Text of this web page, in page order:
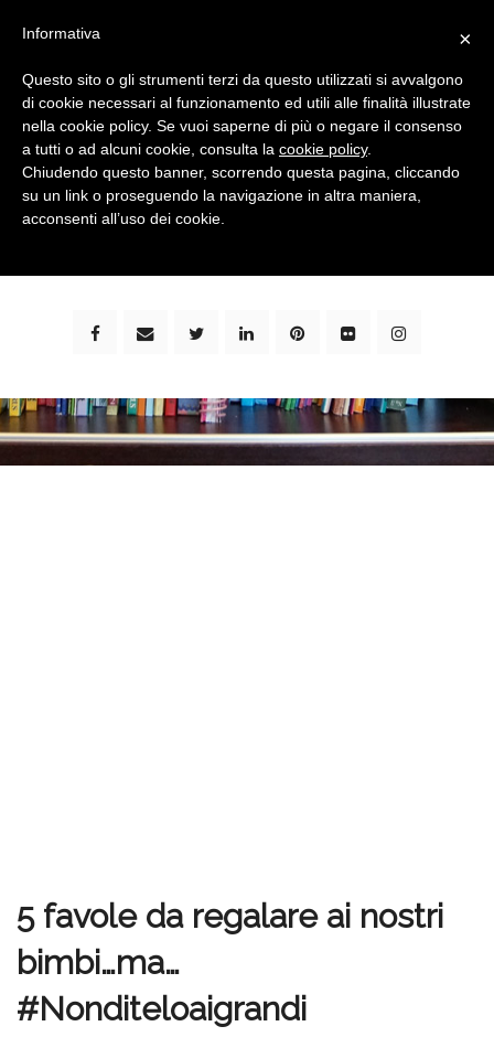
bimbi e viaggi - family travel blog: community #1 in
5 favole da regalare ai nostri
bimbi…ma…
#Nonditeloaigrandi
×
Informativa
Questo sito o gli strumenti terzi da questo utilizzati si avvalgono
di cookie necessari al funzionamento ed utili alle finalità illustrate
nella cookie policy. Se vuoi saperne di più o negare il consenso
a tutti o ad alcuni cookie, consulta la cookie policy.
Chiudendo questo banner, scorrendo questa pagina, cliccando
su un link o proseguendo la navigazione in altra maniera,
acconsenti all’uso dei cookie.